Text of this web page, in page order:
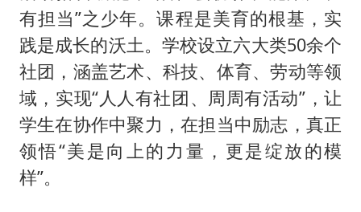
有担当”之少年。课程是美育的根基，实
践是成长的沃土。学校设立六大类50余个
社团，涵盖艺术、科技、体育、劳动等领
域，实现“人人有社团、周周有活动”，让
学生在协作中聚力，在担当中励志，真正
领悟“美是向上的力量，更是绽放的模
样”。